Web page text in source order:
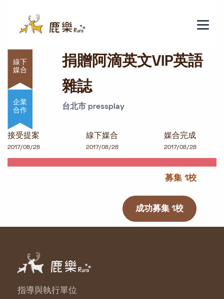
捐贈阿滴英文VIP英語雜誌
企業
合作
捐贈阿滴英文VIP英語
雜誌
台北市 pressplay
接受提案
2017/08/28
線下媒合
2017/08/28
媒合完成
2017/08/28
募集 1校
成功募集 1校
指導與執行單位